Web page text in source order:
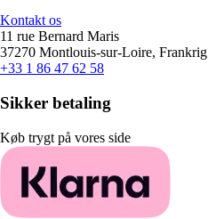
Kontakt os
11 rue Bernard Maris
37270 Montlouis-sur-Loire, Frankrig
+33 1 86 47 62 58
Sikker betaling
Køb trygt på vores side